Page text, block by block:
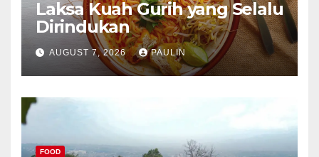
Laksa Kuah Gurih yang Selalu
Dirindukan
AUGUST 7, 2026 PAULIN
FOOD